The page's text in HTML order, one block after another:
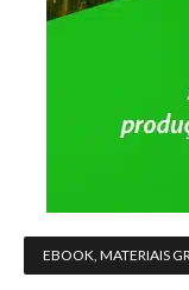
EBOOK, MATERIAIS